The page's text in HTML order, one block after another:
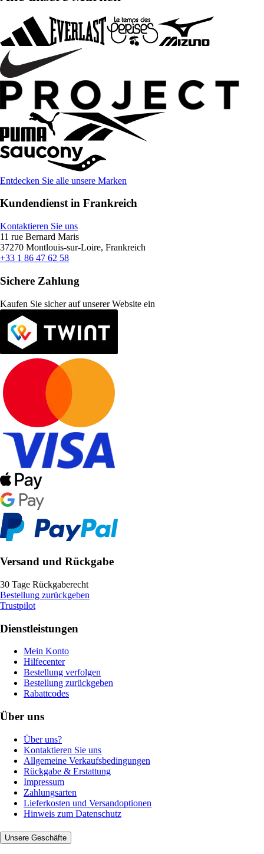
Entdecken Sie alle unsere Marken
Kundendienst in Frankreich
Kontaktieren Sie uns
11 rue Bernard Maris
37270 Montlouis-sur-Loire, Frankreich
+33 1 86 47 62 58
Sichere Zahlung
Kaufen Sie sicher auf unserer Website ein
Versand und Rückgabe
30 Tage Rückgaberecht
Bestellung zurückgeben
Trustpilot
Dienstleistungen
Mein Konto
Hilfecenter
Bestellung verfolgen
Bestellung zurückgeben
Rabattcodes
Über uns
Über uns?
Kontaktieren Sie uns
Allgemeine Verkaufsbedingungen
Rückgabe & Erstattung
Impressum
Zahlungsarten
Lieferkosten und Versandoptionen
Hinweis zum Datenschutz
Unsere Geschäfte